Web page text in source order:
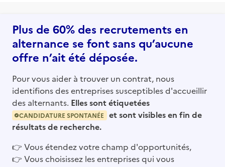
Plus de 60% des recrutements en
alternance se font sans qu’aucune
offre n’ait été déposée.
Pour vous aider à trouver un contrat, nous
identifions des entreprises susceptibles d'accueillir
des alternants. Elles sont étiquetées
CANDIDATURE SPONTANÉE
et sont visibles en fin de
résultats de recherche.
👉 Vous étendez votre champ d'opportunités,
👉 Vous choisissez les entreprises qui vous